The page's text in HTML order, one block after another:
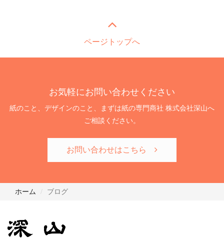
ページトップへ
お気軽にお問い合わせください
紙のこと、デザインのこと、まずは紙の専門商社 株式会社深山へ
ご相談ください。
お問い合わせはこちら
ホーム ブログ